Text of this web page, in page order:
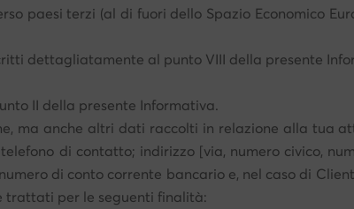
paesi terzi (al di fuori dello Spazio Economico
dettagliatamente al punto VIII della presente
II della presente Informativa.
ma anche altri dati raccolti in relazione alla tua
di contatto; indirizzo [via, numero civico,
di conto corrente bancario e, nel caso di
trattati per le seguenti finalità: